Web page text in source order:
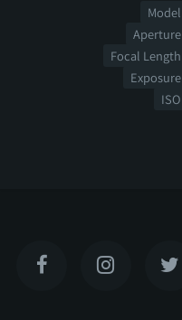
Model
Aperture
Focal Length
Exposure
ISO